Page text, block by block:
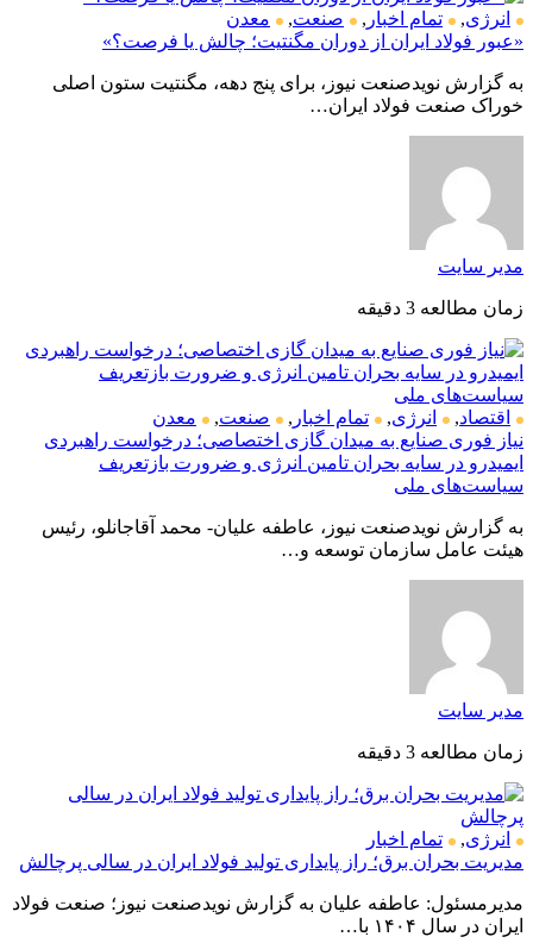
انرژی, تمام اخبار , صنعت,
معدن
«عبور فولاد ایران از دوران مگنتیت؛ چالش یا فرصت؟»
به گزارش نویدصنعت نیوز، برای پنج دهه، مگنتیت ستون اصلی
خوراک صنعت فولاد ایران…
مدیر سایت
زمان مطالعه 3 دقیقه
اقتصاد, انرژی, تمام اخبار , صنعت,
معدن
نیاز فوری صنایع به میدان گازی اختصاصی؛ درخواست راهبردی
ایمیدرو در سایه بحران تامین انرژی و ضرورت بازتعریف
سیاست‌های ملی
به گزارش نویدصنعت نیوز، عاطفه علیان- محمد آقاجانلو، رئیس
هیئت عامل سازمان توسعه و…
مدیر سایت
زمان مطالعه 3 دقیقه
انرژی,
تمام اخبار
مدیریت بحران برق؛ راز پایداری تولید فولاد ایران در سالی پرچالش
مدیرمسئول: عاطفه علیان به گزارش نویدصنعت نیوز؛ صنعت فولاد
ایران در سال ۱۴۰۴ با…